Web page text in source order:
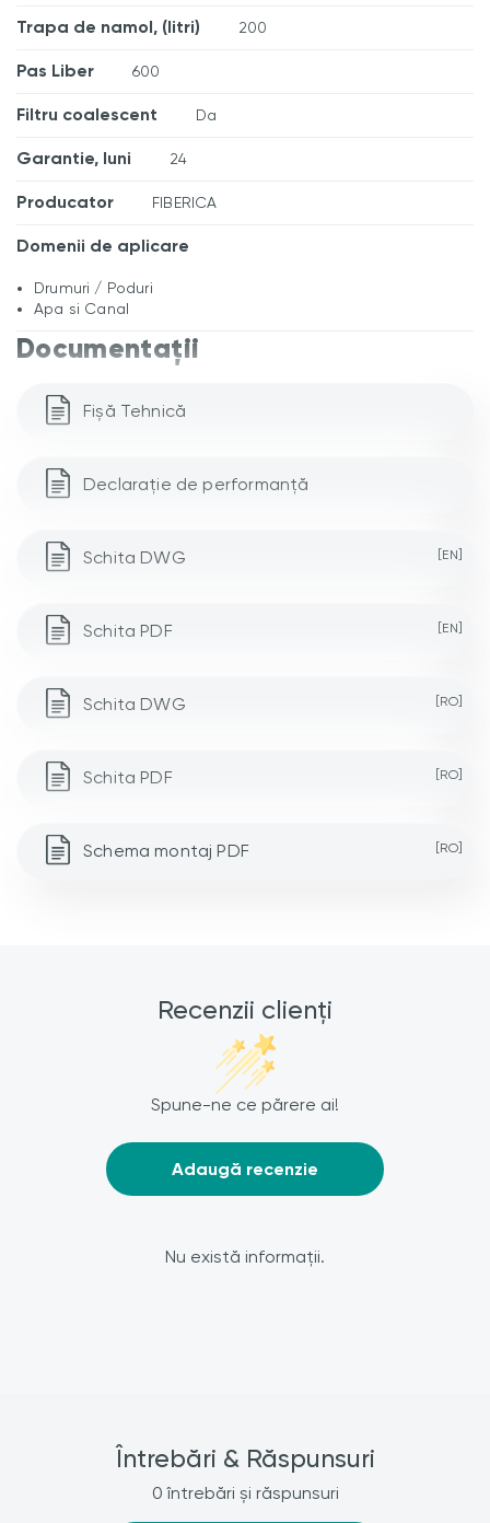
Trapa de namol, (litri) 200
Pas Liber 600
Filtru coalescent Da
Garantie, luni 24
Producator FIBERICA
Domenii de aplicare
Drumuri / Poduri
Apa si Canal
Documentații
Fișă Tehnică
Declarație de performanță
Schita DWG [EN]
Schita PDF [EN]
Schita DWG [RO]
Schita PDF [RO]
Schema montaj PDF [RO]
Recenzii clienți
Spune-ne ce părere ai!
Adaugă recenzie
Nu există informații.
Întrebări & Răspunsuri
0 întrebări și răspunsuri